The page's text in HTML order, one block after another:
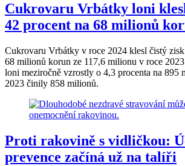
Cukrovaru Vrbátky loni
42 procent na 68 milionů
Cukrovaru Vrbátky v roce 2024 klesl čistý
68 milionů korun ze 117,6 milionu v roce
loni meziročně vzrostly o 4,3 procenta na 895
2023 činily 858 milionů.
Proti rakovině s vidličkou:
prevence začíná už na talíři